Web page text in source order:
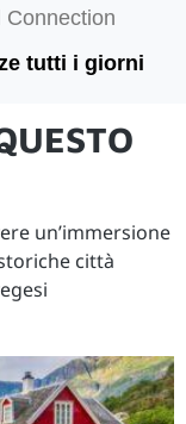
Connection
tutti i giorni
un’immersione
città